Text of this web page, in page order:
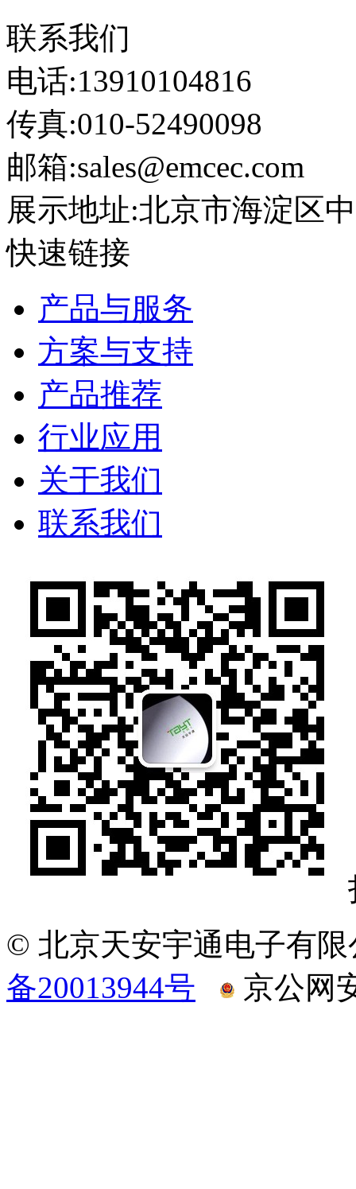
联系我们
电话:13910104816
传真:010-52490098
邮箱:sales@emcec.com
展示地址:北京市海淀区
快速链接
产品与服务
方案与支持
产品推荐
行业应用
关于我们
联系我们
© 北京天安宇通电子有
备20013944号
京公网